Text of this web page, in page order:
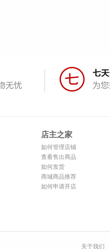
店主之家
如何管理店铺
查看售出商品
如何发货
商城商品推荐
如何申请开店
关于我们